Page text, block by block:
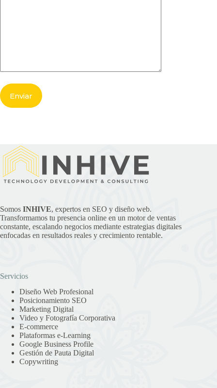
Somos INHIVE, expertos en SEO y diseño web.
Transformamos tu presencia online en un motor de ventas
constante, escalando negocios mediante estrategias digitales
enfocadas en resultados reales y crecimiento rentable.
Servicios
Diseño Web Profesional
Posicionamiento SEO
Marketing Digital
Video y Fotografía Corporativa
E-commerce
Plataformas e-Learning
Google Business Profile
Gestión de Pauta Digital
Copywriting